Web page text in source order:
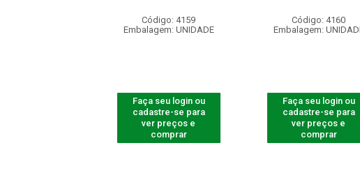
Código: 4159
Embalagem: UNIDADE
Faça seu login ou
cadastre-se para
ver preços e
comprar
Código: 4160
Embalagem:
Faça seu login ou
cadastre-se para
ver preços e
comprar